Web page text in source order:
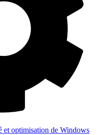
et optimisation de Windows